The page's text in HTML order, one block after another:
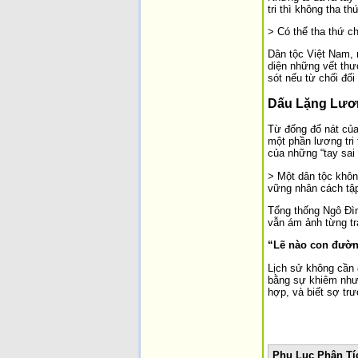
tri thì không tha
> Có thể tha thứ
Dân tộc Việt
diện những vết
sót nếu từ chối
Dấu Lặng
Từ đống đổ nát
một phần lương tri
của những “tay
> Một dân tộc
vững nhân cách
Tổng thống Ngô
vẫn ám ảnh từng
“Lẽ nào con
Lịch sử không
bằng sự khiêm
hợp, và biết sợ
Phụ Lục Phân